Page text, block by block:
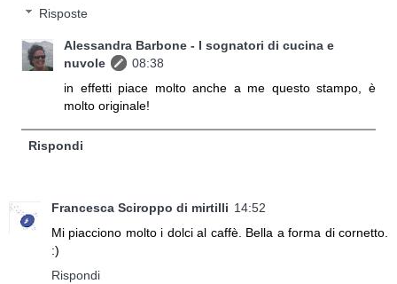
Risposte
Alessandra Barbone - I sognatori di cucina e
nuvole
08:38
in effetti piace molto anche a me questo stampo, è
molto originale!
Rispondi
Francesca Sciroppo di mirtilli 14:52
Mi piacciono molto i dolci al caffè. Bella a forma di cornetto.
:)
Rispondi